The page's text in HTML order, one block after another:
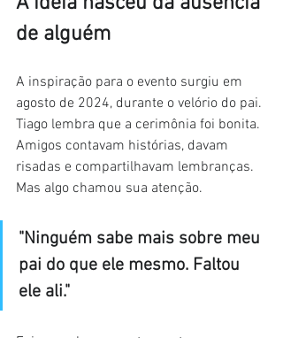
de alguém
A inspiração para o evento surgiu em
agosto de 2024, durante o velório do pai.
Tiago lembra que a cerimônia foi bonita.
Amigos contavam histórias, davam
risadas e compartilhavam lembranças.
Mas algo chamou sua atenção.
"Ninguém sabe mais sobre meu
pai do que ele mesmo. Faltou
ele ali."